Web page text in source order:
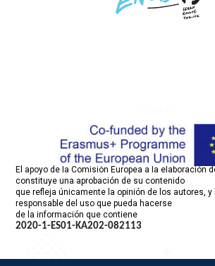
El apoyo de la Comisión Europea a la elaboración
constituye una aprobación de su contenido
que refleja únicamente la opinión de los autores,
responsable del uso que pueda hacerse
de la información que contiene
2020-1-ES01-KA202-082113